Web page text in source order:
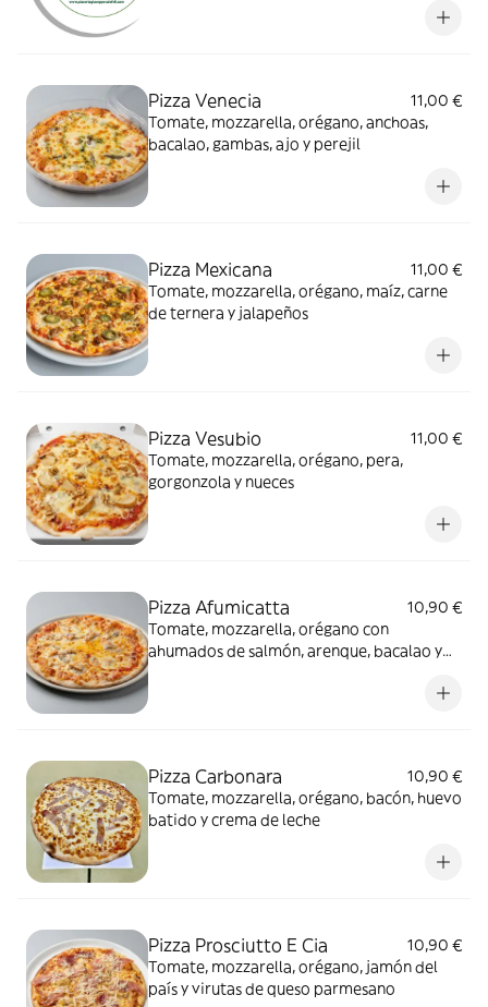
Pizza Venecia
11,00 €
Tomate, mozzarella, orégano, anchoas,
bacalao, gambas, ajo y perejil
Pizza Mexicana
11,00 €
Tomate, mozzarella, orégano, maíz, carne
de ternera y jalapeños
Pizza Vesubio
11,00 €
Tomate, mozzarella, orégano, pera,
gorgonzola y nueces
Pizza Afumicatta
10,90 €
Tomate, mozzarella, orégano con
ahumados de salmón, arenque, bacalao y
Pizza Carbonara
10,90 €
Tomate, mozzarella, orégano, bacón, huevo
batido y crema de leche
Pizza Prosciutto E Cia
10,90 €
Tomate, mozzarella, orégano, jamón del
país y virutas de queso parmesano